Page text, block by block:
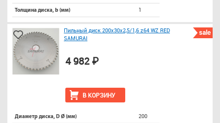
Толщина диска, b (мм) 1
sale
Пильный диск 200х30х2,5/1,6 z64 WZ RED
SAMURAI
В КОРЗИНУ
4 982 ₽
Диаметр диска, D Ø (мм) 200